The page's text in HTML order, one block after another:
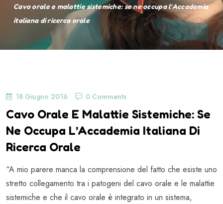
Cavo orale e malattie sistemiche: se ne occupa l’Accademia
italiana di ricerca orale
18 Giugno 2016 0 Comments
Cavo Orale E Malattie Sistemiche: Se
Ne Occupa L’Accademia Italiana Di
Ricerca Orale
“A mio parere manca la comprensione del fatto che esiste uno
stretto collegamento tra i patogeni del cavo orale e le malattie
sistemiche e che il cavo orale è integrato in un sistema,